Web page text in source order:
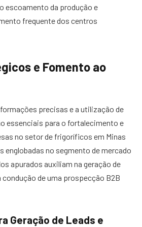
escoamento da produção e
frequente dos centros
e Fomento ao
precisas e a utilização de
essenciais para o fortalecimento e
no setor de frigoríficos em Minas
englobadas no segmento de mercado
apurados auxiliam na geração de
de uma prospecção B2B
Geração de Leads e